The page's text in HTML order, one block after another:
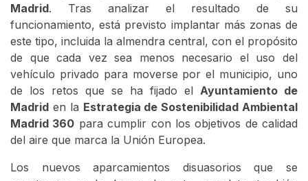
Madrid. Tras analizar el resultado de su
funcionamiento, está previsto implantar más zonas de
este tipo, incluida la almendra central, con el propósito
de que cada vez sea menos necesario el uso del
vehículo privado para moverse por el municipio, uno
de los retos que se ha fijado el Ayuntamiento de
Madrid en la Estrategia de Sostenibilidad Ambiental
Madrid 360 para cumplir con los objetivos de calidad
del aire que marca la Unión Europea.
Los nuevos aparcamientos disuasorios que se